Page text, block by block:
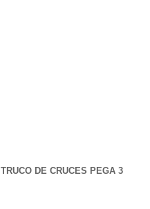
TRUCO DE CRUCES PEGA 3